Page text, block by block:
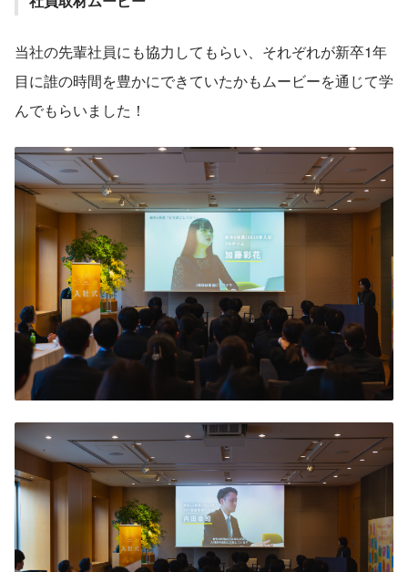
当社の先輩社員にも協力してもらい、それぞれが新卒1年
目に誰の時間を豊かにできていたかもムービーを通じて学
んでもらいました！